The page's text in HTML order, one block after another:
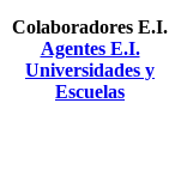
Colaboradores E.I.
Agentes E.I.
Universidades y
Escuelas